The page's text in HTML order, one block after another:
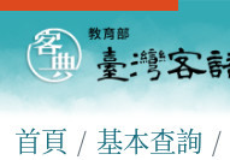
首頁 基本查詢